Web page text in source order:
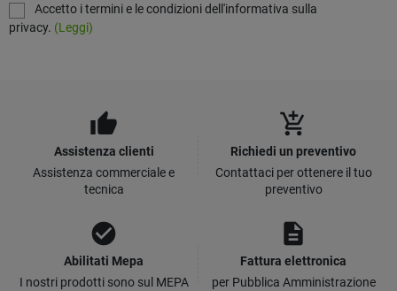
Accetto i termini e le condizioni dell'informativa sulla
privacy. (Leggi)
thumb_up
Assistenza clienti
Assistenza commerciale e
tecnica
add_shopping_cart
Richiedi un preventivo
Contattaci per ottenere il tuo
preventivo
check_circle
Abilitati Mepa
I nostri prodotti sono sul MEPA
description
Fattura elettronica
per Pubblica Amministrazione